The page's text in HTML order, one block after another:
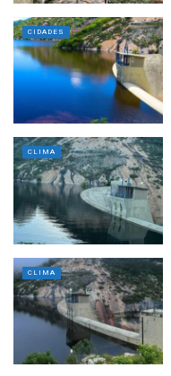
CIDADES
CLIMA
CLIMA